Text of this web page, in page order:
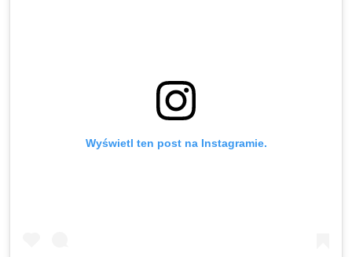
Wyświetl ten post na Instagramie.